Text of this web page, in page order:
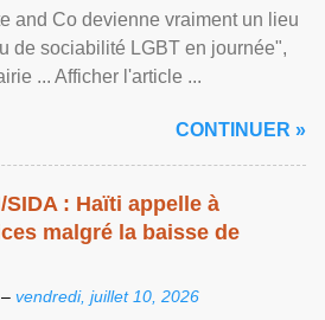
and Co devienne vraiment un lieu
de sociabilité LGBT en journée",
... Afficher l'article ...
CONTINUER »
: Haïti appelle à
malgré la baisse de
vendredi, juillet 10, 2026